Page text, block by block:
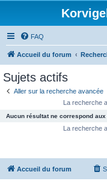
FAQ
Accueil du forum
Sujets actifs
Aller sur la recherche avancée
La recherche
Aucun résultat ne correspond
La recherche
Accueil du forum